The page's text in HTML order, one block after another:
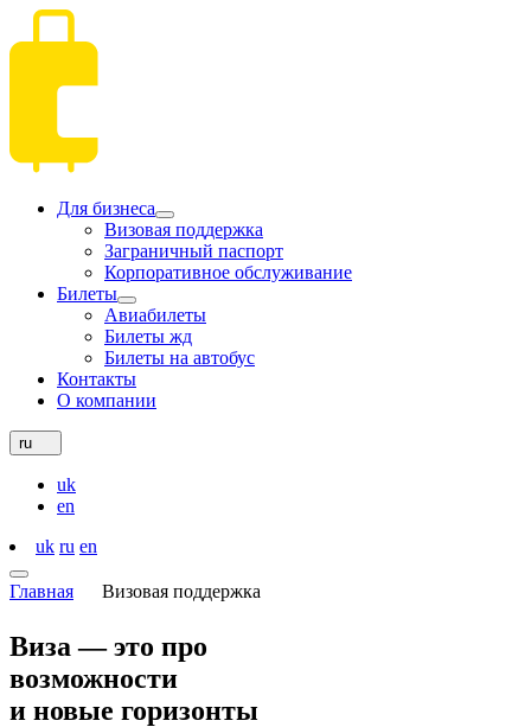
Для бизнеса
Визовая поддержка
Заграничный паспорт
Корпоративное обслуживание
Билеты
Авиабилеты
Билеты жд
Билеты на автобус
Контакты
О компании
ru
uk
en
uk ru en
Главная Визовая поддержка
Виза — это про
возможности
и новые горизонты